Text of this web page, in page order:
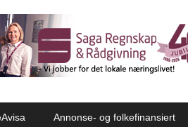
Annonse- og folkefinansiert